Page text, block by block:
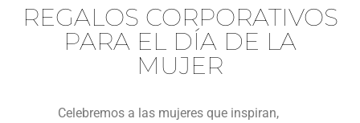
REGALOS CORPORATIVOS
PARA EL DÍA DE LA
MUJER
Celebremos a las mujeres que inspiran,